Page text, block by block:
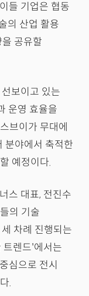
들 기업은 협동
의 산업 활용
공유할
보이고 있는
운영 효율을
브이가 무대에
분야에서 축적한
예정이다.
스 대표, 전진수
의 기술
차례 진행되는
트렌드'에서는
심으로 전시
.